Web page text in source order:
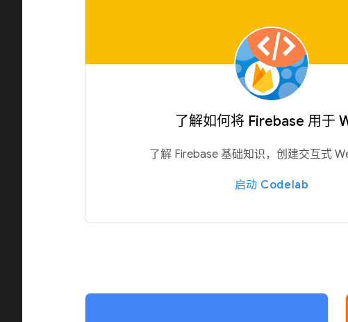
了解如何将 Firebase 用于
了解 Firebase 基础知识，创建交互式
启动 Codelab